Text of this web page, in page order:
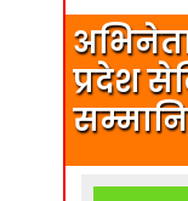
प्रदेश